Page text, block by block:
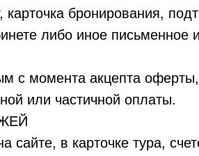
карточка бронирования,
либо иное письменное
с момента акцепта
или частичной оплаты.
сайте, в карточке тура,